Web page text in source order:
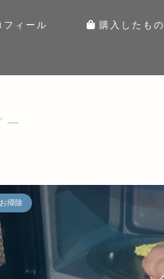
フィール 購入したもの
―
お掃除